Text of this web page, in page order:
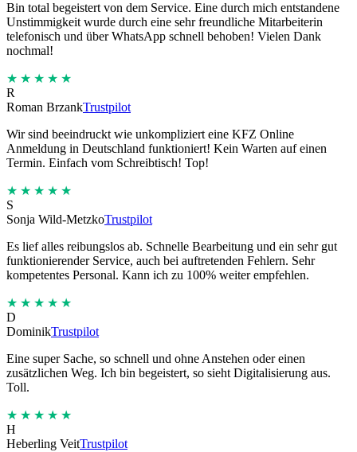
Bin total begeistert von dem Service. Eine durch mich entstandene
Unstimmigkeit wurde durch eine sehr freundliche Mitarbeiterin
telefonisch und über WhatsApp schnell behoben! Vielen Dank
nochmal!
★★★★★
R
Roman BrzankTrustpilot
Wir sind beeindruckt wie unkompliziert eine KFZ Online
Anmeldung in Deutschland funktioniert! Kein Warten auf einen
Termin. Einfach vom Schreibtisch! Top!
★★★★★
S
Sonja Wild-MetzkoTrustpilot
Es lief alles reibungslos ab. Schnelle Bearbeitung und ein sehr gut
funktionierender Service, auch bei auftretenden Fehlern. Sehr
kompetentes Personal. Kann ich zu 100% weiter empfehlen.
★★★★★
D
DominikTrustpilot
Eine super Sache, so schnell und ohne Anstehen oder einen
zusätzlichen Weg. Ich bin begeistert, so sieht Digitalisierung aus.
Toll.
★★★★★
H
Heberling VeitTrustpilot